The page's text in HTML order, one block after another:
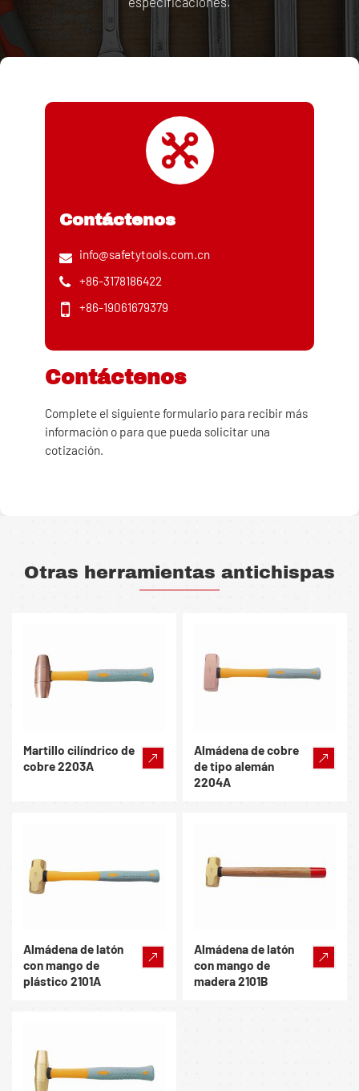
Contáctenos
info@safetytools.com.cn
+86-3178186422
+86-19061679379
Contáctenos
Complete el siguiente formulario para recibir más
información o para que pueda solicitar una
cotización.
Otras herramientas antichispas
Martillo cilíndrico de
cobre 2203A
Almádena de cobre
de tipo alemán
2204A
Almádena de latón
con mango de
plástico 2101A
Almádena de latón
con mango de
madera 2101B